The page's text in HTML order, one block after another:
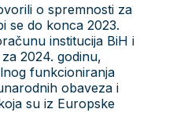
o spremnosti za
se do konca 2023.
institucija BiH i
2024. godinu,
funkcioniranja
obaveza i
su iz Europske